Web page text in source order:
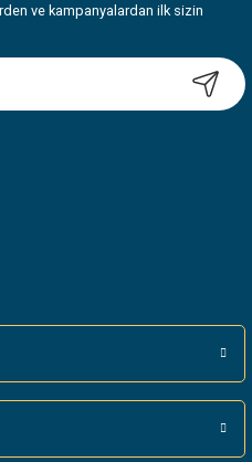
görüntülenemiyor.
bulunuyor.
olmalı.
ve kampanyalardan ilk sizin